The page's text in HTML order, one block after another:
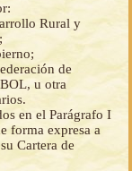
Rural y
de
u otra
en el Parágrafo I
forma expresa a
Cartera de